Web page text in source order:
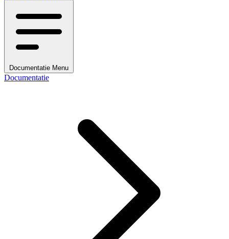
Documentatie Menu
Documentatie